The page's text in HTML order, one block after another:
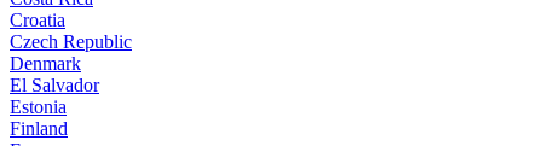
Croatia
Czech Republic
Denmark
El Salvador
Estonia
Finland